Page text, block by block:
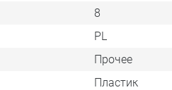
8
PL
Прочее
Пластик